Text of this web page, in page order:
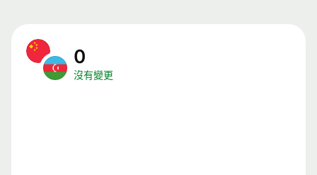
0
沒有變更